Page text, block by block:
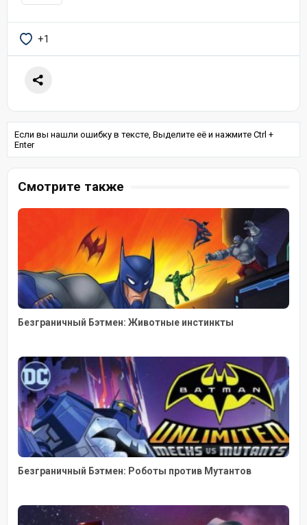
+1
Если вы нашли ошибку в тексте, Выделите её и нажмите Ctrl +
Enter
Смотрите также
Безграничный Бэтмен: Животные инстинкты
Безграничный Бэтмен: Роботы против Мутантов